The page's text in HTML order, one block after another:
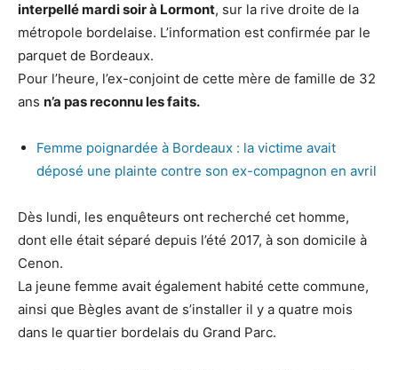
interpellé mardi soir à Lormont, sur la rive droite de la
métropole bordelaise. L’information est confirmée par le
parquet de Bordeaux.
Pour l’heure, l’ex-conjoint de cette mère de famille de 32
ans n’a pas reconnu les faits.
Femme poignardée à Bordeaux : la victime avait
déposé une plainte contre son ex-compagnon en avril
Dès lundi, les enquêteurs ont recherché cet homme,
dont elle était séparé depuis l’été 2017, à son domicile à
Cenon.
La jeune femme avait également habité cette commune,
ainsi que Bègles avant de s’installer il y a quatre mois
dans le quartier bordelais du Grand Parc.